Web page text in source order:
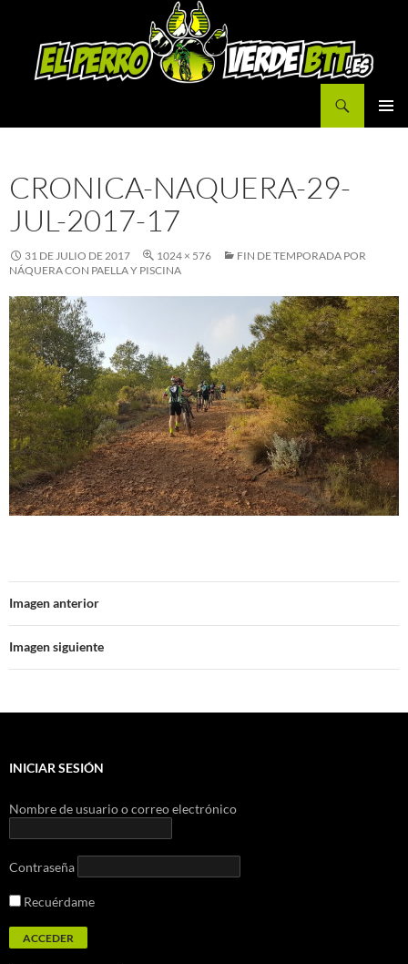
CRONICA-NAQUERA-29-
JUL-2017-17
31 DE JULIO DE 2017 1024 × 576
FIN DE TEMPORADA POR
NÁQUERA CON PAELLA Y PISCINA
Imagen anterior
Imagen siguiente
INICIAR SESIÓN
Nombre de usuario o correo electrónico
Contraseña
Recuérdame